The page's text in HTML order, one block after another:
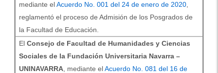
mediante elAcuerdo No. 001 del 24 de enero de 2020
reglamentó el proceso de Admisión de los Posgrados de
la Facultad de Educación.
El Consejo de Facultad de Humanidades y Ciencias
Sociales de la Fundación Universitaria Navarra –
UNINAVARRA , mediante elAcuerdo No. 081 del 16 de